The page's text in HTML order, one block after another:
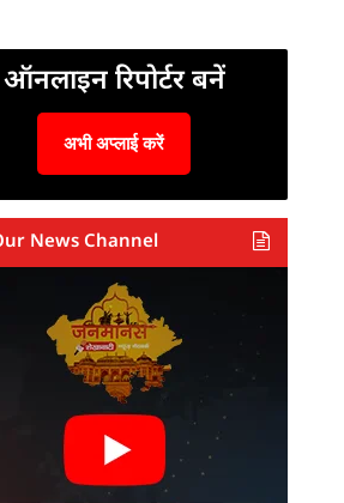
ऑनलाइन रिपोर्टर बनें
अभी अप्लाई करें
News Channel